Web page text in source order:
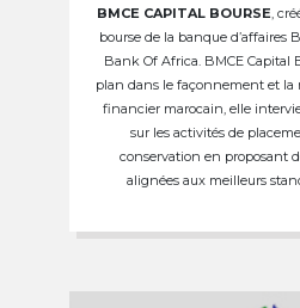
BMCE CAPITAL BOURSE ,
bourse de la banque d’affaires
Bank Of Africa. BMCE Capital
plan dans le façonnement et la
financier marocain, elle
sur les activités de
conservation en proposant
alignées aux meilleurs